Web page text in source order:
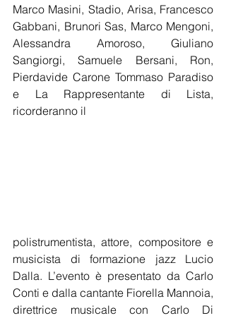
Marco Masini, Stadio, Arisa, Francesco
Gabbani, Brunori Sas, Marco Mengoni,
Alessandra Amoroso, Giuliano
Sangiorgi, Samuele Bersani, Ron,
Pierdavide Carone Tommaso Paradiso
e La Rappresentante di Lista,
ricorderanno il
polistrumentista, attore, compositore e
musicista di formazione jazz Lucio
Dalla. L’evento è presentato da Carlo
Conti e dalla cantante Fiorella Mannoia,
direttrice musicale con Carlo Di